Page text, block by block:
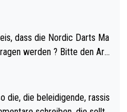
Qualifikation des Weltmei
war bei Archie Self letzt
Weltmeister durch
dass Mitchel sich das (in Ve
werden ? Bitte den Arti
die, die beleidigende, rassis